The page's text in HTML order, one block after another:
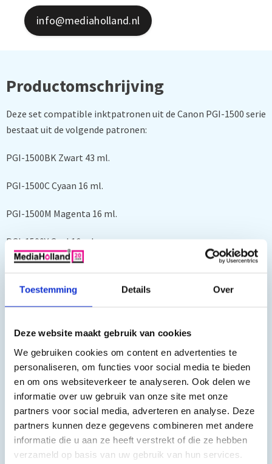
Toestemming Details Over
Deze website maakt gebruik van cookies
We gebruiken cookies om content en advertenties te
personaliseren, om functies voor social media te bieden
en om ons websiteverkeer te analyseren. Ook delen we
informatie over uw gebruik van onze site met onze
partners voor social media, adverteren en analyse. Deze
partners kunnen deze gegevens combineren met andere
informatie die u aan ze heeft verstrekt of die ze hebben
verzameld op basis van uw gebruik van hun services.
info@mediaholland.nl
Productomschrijving
Deze set compatible inktpatronen uit de Canon PGI-1500 serie
bestaat uit de volgende patronen:
PGI-1500BK Zwart 43 ml.
PGI-1500C Cyaan 16 ml.
PGI-1500M Magenta 16 ml.
PGI-1500Y Geel 16 ml.
inkt.
o.a. geschikt voor:
Canon Maxify MB2050, Canon Maxify MB2150, Canon Maxify
MB2350, Canon Maxify MB2750, Canon Maxify MB2755